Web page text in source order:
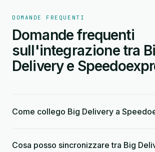
DOMANDE FREQUENTI
Domande frequenti
sull'integrazione tra
Delivery e
Come collego Big Delivery a
Cosa posso sincronizzare tra Big